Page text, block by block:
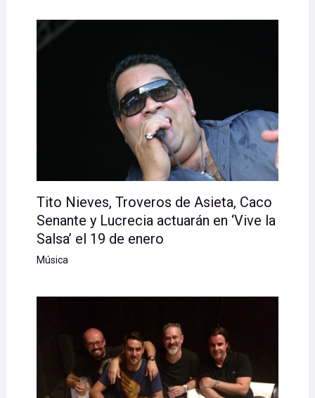
Tito Nieves, Troveros de Asieta, Caco
Senante y Lucrecia actuarán en ‘Vive la
Salsa’ el 19 de enero
Música